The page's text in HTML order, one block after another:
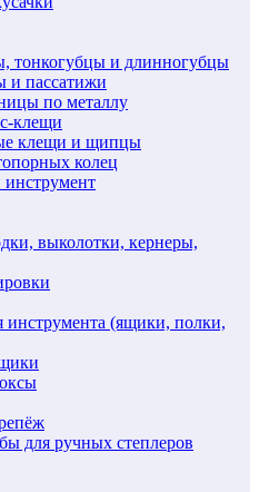
тонкогубцы и длинногубцы
и пассатижи
по металлу
клещи
клещи и щипцы
колец
выколотки, кернеры,
инструмента (ящики, полки,
для ручных степлеров